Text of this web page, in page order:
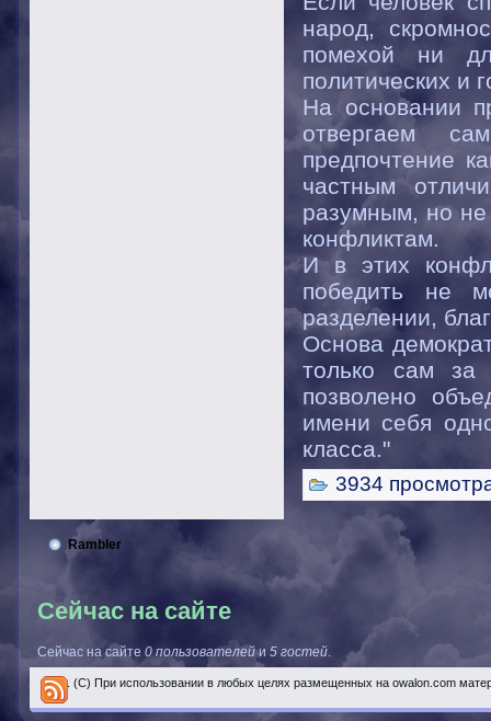
народ,
помехой ни
политических и
На основании
отвергаем
предпочтение
частным
разумным, но не
конфликтам.
И в этих
победить не
разделении,
Основа
только сам
позволено
имени себя
класса."
3934
Rambler
Сейчас на сайте
Сейчас на сайте 0 пользователейи 5 гостей.
..... (С) При использовании в любых целях размещенных на owalon.com